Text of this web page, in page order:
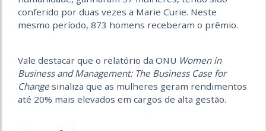
conferido por duas vezes a Marie Curie. Neste
mesmo período, 873 homens receberam o prêmio.
Vale destacar que o relatório da ONU Women in
Business and Management: The Business Case for
Change sinaliza que as mulheres geram rendimentos
até 20% mais elevados em cargos de alta gestão.